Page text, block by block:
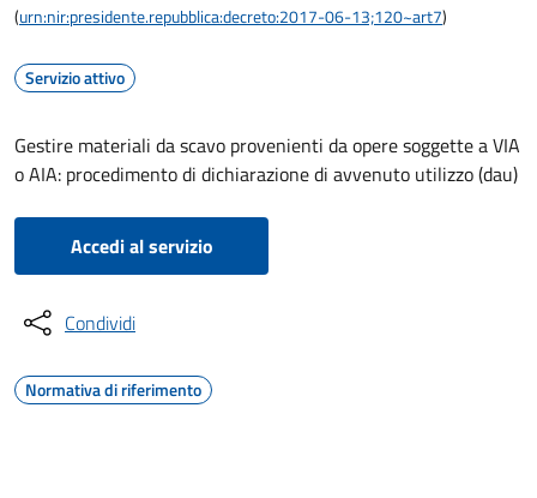
(urn:nir:presidente.repubblica:decreto:2017-06-13;120~art7)
Servizio attivo
Gestire materiali da scavo provenienti da opere soggette a VIA
o AIA: procedimento di dichiarazione di avvenuto utilizzo (dau)
Accedi al servizio
Condividi
Normativa di riferimento